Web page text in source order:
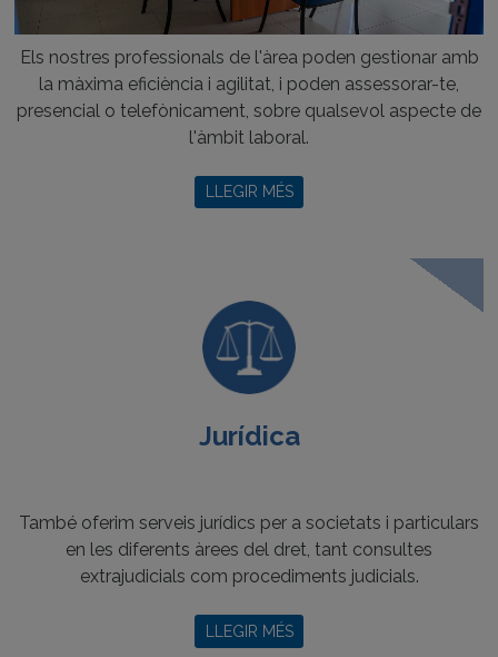
Els nostres professionals de l'àrea poden gestionar amb
la màxima eficiència i agilitat, i poden assessorar-te,
presencial o telefònicament, sobre qualsevol aspecte de
l'àmbit laboral.
LLEGIR MÉS
Jurídica
També oferim serveis jurídics per a societats i particulars
en les diferents àrees del dret, tant consultes
extrajudicials com procediments judicials.
LLEGIR MÉS